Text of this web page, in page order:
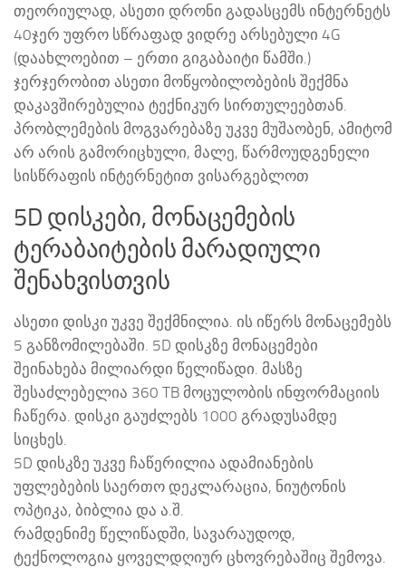
თეორიულად, ასეთი დრონი გადასცემს ინტერნეტს
40ჯერ უფრო სწრაფად ვიდრე არსებული 4G
(დაახლოებით – ერთი გიგაბაიტი წამში.)
ჯერჯერობით ასეთი მოწყობილობების შექმნა
დაკავშირებულია ტექნიკურ სირთულეებთან.
პრობლემების მოგვარებაზე უკვე მუშაობენ, ამიტომ
არ არის გამორიცხული, მალე, წარმოუდგენელი
სისწრაფის ინტერნეტით ვისარგებლოთ
5D დისკები, მონაცემების
ტერაბაიტების მარადიული
შენახვისთვის
ასეთი დისკი უკვე შექმნილია. ის იწერს მონაცემებს
5 განზომილებაში. 5D დისკზე მონაცემები
შეინახება მილიარდი წელიწადი. მასზე
შესაძლებელია 360 TB მოცულობის ინფორმაციის
ჩაწერა. დისკი გაუძლებს 1000 გრადუსამდე
სიცხეს.
5D დისკზე უკვე ჩაწერილია ადამიანების
უფლებების საერთო დეკლარაცია, ნიუტონის
ოპტიკა, ბიბლია და ა.შ.
რამდენიმე წელიწადში, სავარაუდოდ,
ტექნოლოგია ყოველდღიურ ცხოვრებაშიც შემოვა.